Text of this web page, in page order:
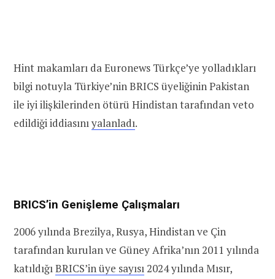
Hint makamları da Euronews Türkçe’ye yolladıkları
bilgi notuyla Türkiye’nin BRICS üyeliğinin Pakistan
ile iyi ilişkilerinden ötürü Hindistan tarafından veto
edildiği iddiasını yalanladı.
BRICS’in Genişleme Çalışmaları
2006 yılında Brezilya, Rusya, Hindistan ve Çin
tarafından kurulan ve Güney Afrika’nın 2011 yılında
katıldığıBRICS’in üye sayısı 2024 yılında Mısır,